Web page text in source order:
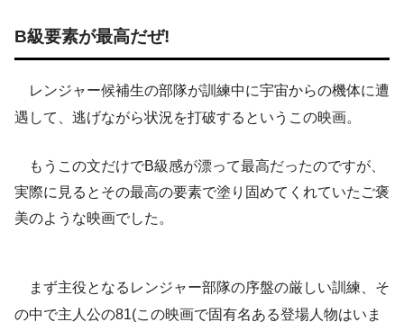
B級要素が最高だぜ!
レンジャー候補生の部隊が訓練中に宇宙からの機体に遭
遇して、逃げながら状況を打破するというこの映画。
もうこの文だけでB級感が漂って最高だったのですが、
実際に見るとその最高の要素で塗り固めてくれていたご褒
美のような映画でした。
まず主役となるレンジャー部隊の序盤の厳しい訓練、そ
の中で主人公の81(この映画で固有名ある登場人物はいま